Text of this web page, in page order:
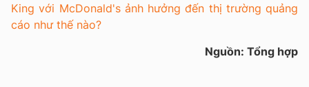
King với McDonald's ảnh hưởng đến thị trường quảng
cáo như thế nào?
Nguồn: Tổng hợp